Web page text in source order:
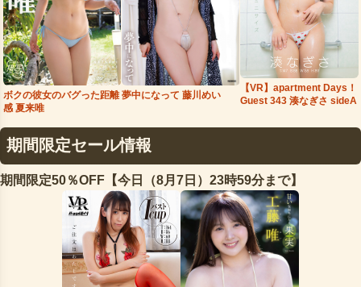
ボクの彼女のバグった距離
感 夏来唯
夢中になって 藤川めい
【VR】apartment Days！
Guest 343 湊なぎさ sideA
期間限定セール情報
期間限定50％OFF【今日（8月7日）23時59分まで】